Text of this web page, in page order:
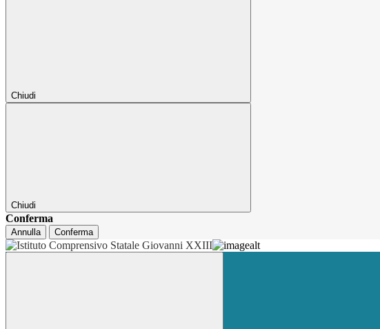
Chiudi
Chiudi
Conferma
Annulla Conferma